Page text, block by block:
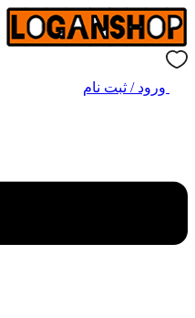
ورود / ثبت نام